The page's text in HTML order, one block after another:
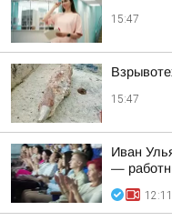
15:47
15:47
Иван
—
12:11